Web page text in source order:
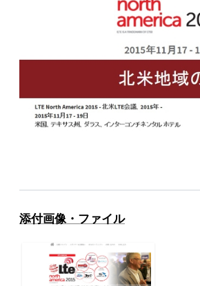
添付画像・ファイル